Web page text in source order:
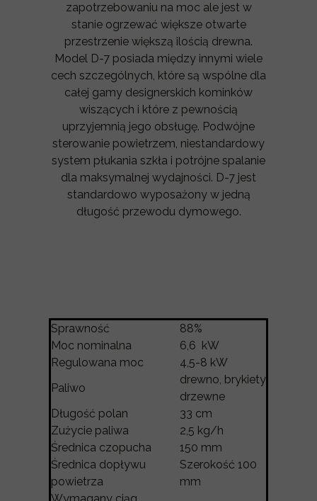
zapotrzebowaniu na moc ale jest w
stanie ogrzewać większe otwarte
przestrzenie większą ilością drewna.
Model D-7 posiada między innymi wiele
cech szczególnych, które są wspólne dla
całej gamy designerskich kominków
wiszących i które z pewnością
uprzyjemnią jego obsługę. Podwójne
sterowanie powietrzem, niestandardowy
system płukania szkła i potrójne spalanie
dla maksymalnej wydajności. D-7 jest
standardowo wyposażony w jedną
długość przewodu dymowego.
Sprawność
88%
Moc nominalna
6,6 kW
Regulowana moc
4,5-8 kW
Paliwo
drewno, brykiety
drzewne
Długość polan
33 cm
Zużycie paliwa
2,5 kg/h
Średnica czopucha
150 mm
Średnica dopływu
powietrza
Szerokość 100
mm